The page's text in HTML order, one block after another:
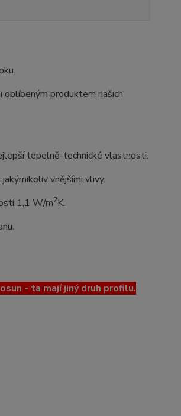
produktem našich
tepelně-technické vlastnosti.
vnějšími vlivy.
1,1 W/m2K.
- ta mají jiný druh profilu.